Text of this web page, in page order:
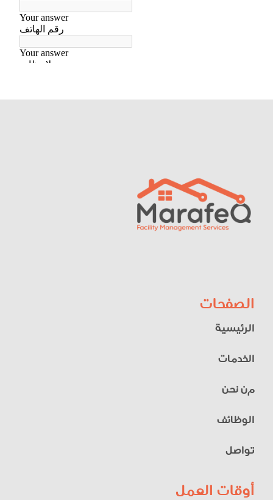
الصفحات
الرئيسية
الخدمات
من نحن
الوظائف
تواصل
أوقات العمل